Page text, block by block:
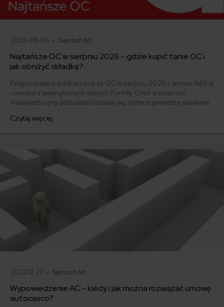
2026.08.06 • Samochód
Najtańsze OC w sierpniu 2026 – gdzie kupić tanie OC i
jak obniżyć składkę?
Prognozowana średnia cena za OC w sierpniu 2026 r. wynosi 649 zł
– wynika z wewnętrznych danych Punkty. Choć w ostatnich
miesiącach ceny polis ustabilizowały się, różnice pomiędzy stawkami
500 zł, inni – powyżej 1500 zł. Gdzie znaleźć najtańsze OC w Polsce
Czytaj więcej
2023.12.27 • Samochód
Wypowiedzenie AC – kiedy i jak można rozwiązać umowę
autocasco?